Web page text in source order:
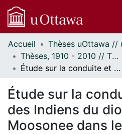
Communautés
et collections
Parcourir
Statistiques
À propos
Accueil
Thèses, 1910 - 2010 // Theses, 1910 - 2010
Étude sur la conduite et l'attitude des Indiens du diocèse de Moosonee dans le milieu du travail moderne: Leur intégration économique
Étude sur la
des Indiens du
Moosonee dans